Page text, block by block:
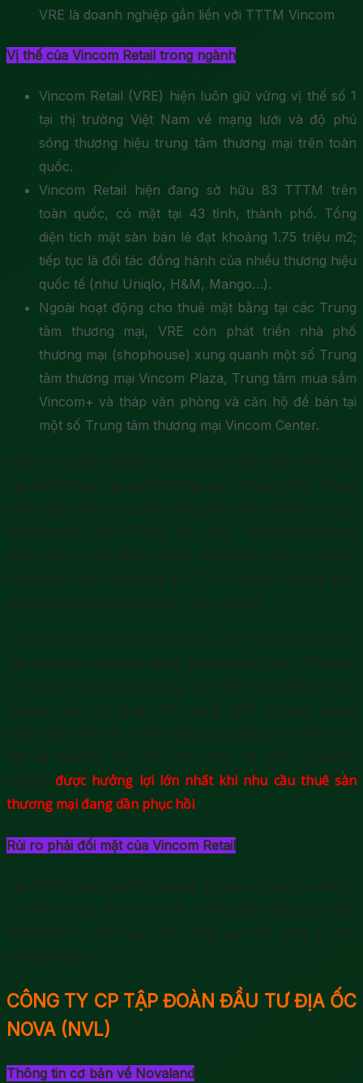
VRE là doanh nghiệp gắn liền với TTTM Vincom
Vị thế của Vincom Retail trong ngành
Vincom Retail (VRE) hiện luôn giữ vững vị thế số 1
tại thị trường Việt Nam về mạng lưới và độ phủ
sóng thương hiệu trung tâm thương mại trên toàn
quốc.
Vincom Retail hiện đang sở hữu 83 TTTM trên
toàn quốc, có mặt tại 43 tỉnh, thành phố. Tổng
diện tích mặt sàn bán lẻ đạt khoảng 1.75 triệu m2;
tiếp tục là đối tác đồng hành của nhiều thương hiệu
quốc tế (như Uniqlo, H&M, Mango…).
Ngoài hoạt động cho thuê mặt bằng tại các Trung
tâm thương mại, VRE còn phát triển nhà phố
thương mại (shophouse) xung quanh một số Trung
tâm thương mại Vincom Plaza, Trung tâm mua sắm
Vincom+ và tháp văn phòng và căn hộ để bán tại
một số Trung tâm thương mại Vincom Center.
Hiện tại, doanh nghiệp bất động sản lớn nhất Việt Nam
này vẫn không ngừng mở rộng quy mô của mình. Trong
năm 2022, VRE là chủ đầu tư duy nhất mở mới với 3 trung
tâm thương mại (TTTM), bao gôm Vincom Megamall
Smart City tại Hà Nội, Vincom Plaza Bạc Liêu và Vincom
Plaza Mỹ Tho, nâng tổng số TTTM lên 83 và tổng diện
tích sàn thuê thương mại lên 1.75 triệu m2.
Trong thời gian tới, VRE sẽ tiếp tục mở rộng hệ thống khi
sắp sửa đưa vào hoạt động VMM Grand Park (TP HCM)
và Vincom Plaza tại Hà Giang. Theo đó, tổng diện tích sàn
thương mại ước tăng 5.7% trong 2023. Với việc lượng
khách ghé đến các TTTM ngày càng đông, và VRE với vị
thế và thương hiệu lớn chắc chắn sẽ luôn là doanh
nghiệp được hưởng lợi lớn nhất khi nhu cầu thuê sàn
thương mại đang dần phục hồi.
Rủi ro phải đối mặt của Vincom Retail
Các TTTM lớn của VRE thường đi kèm với các khu đô thị
của Vinhomes, do đó khi thị trường bất động sản gặp
khó khăn thì kế hoạch mở rộng của VRE cũng bị ảnh
hưởng đáng kể.
CÔNG TY CP TẬP ĐOÀN ĐẦU TƯ ĐỊA ỐC
NOVA (NVL)
Thông tin cơ bản về Novaland